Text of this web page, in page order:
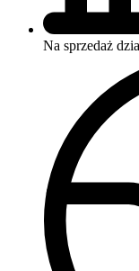
Na sprzedaż